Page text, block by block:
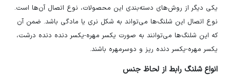
یکی دیگر از روش‌های دسته‌بندی این محصولات، نوع اتصال آن‌ها است.
نوع اتصال این شلنگ‌ها می‌تواند به شکل نری یا مادگی باشد. ضمن آن
که این شلنگ‌ها می‌توانند به صورت یکسر مهره-یکسر دنده دنده درشت،
یکسر مهره-یکسر دنده ریز و دوسرمهره باشند.
انواع شلنگ رابط از لحاظ جنس